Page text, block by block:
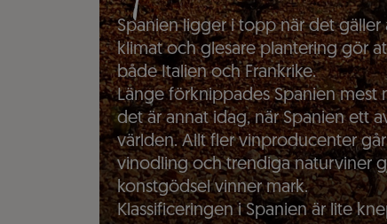
Spanien ligger i topp när det
klimat och glesare plantering gör
både Italien och Frankrike.
Länge förknippades Spanien mest
det är annat idag, när Spanien ett
världen. Allt fler vinproducenter
vinodling och trendiga naturviner
konstgödsel vinner mark.
Klassificeringen i Spanien är lite